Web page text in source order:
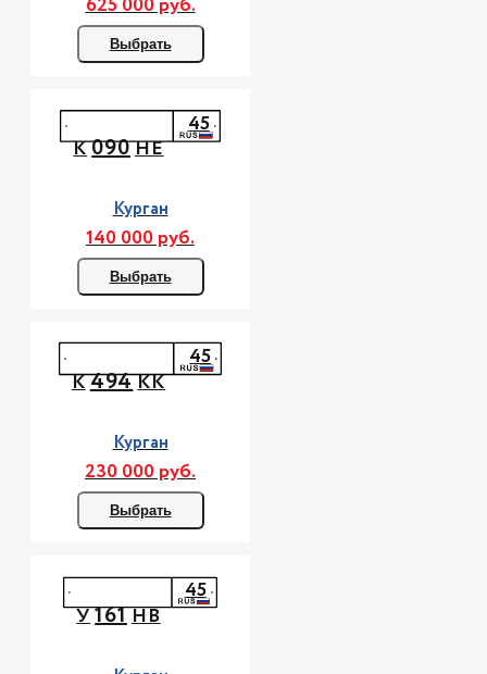
Выбрать
К090НЕ
45
Курган
140 000 руб.
Выбрать
К494КК
45
Курган
230 000 руб.
Выбрать
У161НВ
45